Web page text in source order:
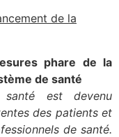
de la
phare de la
de santé
santé est devenu
des patients et
de santé.